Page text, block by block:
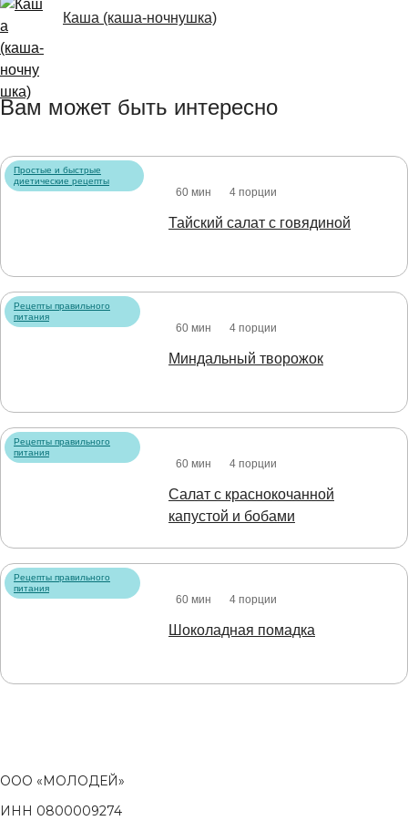
Каша (каша-ночнушка)
Вам может быть интересно
Простые и быстрые
диетические рецепты
60 мин 4 порции
Тайский салат с говядиной
Рецепты правильного
питания
60 мин 4 порции
Миндальный творожок
Рецепты правильного
питания
60 мин 4 порции
Салат с краснокочанной
капустой и бобами
Рецепты правильного
питания
60 мин 4 порции
Шоколадная помадка
ООО «МОЛОДЕЙ»
ИНН 0800009274